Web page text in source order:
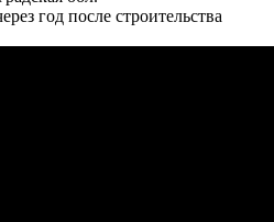
год после строительства